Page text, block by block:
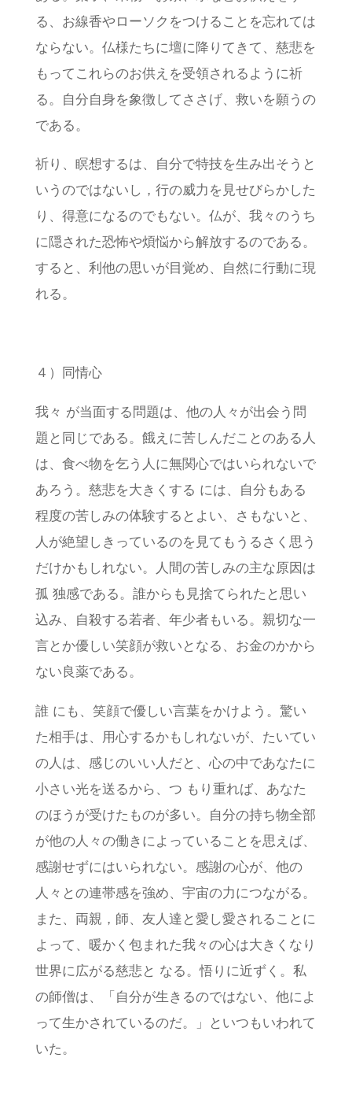
る、お線香やローソクをつけることを忘れては
ならない。仏様たちに壇に降りてきて、慈悲を
もってこれらのお供えを受領されるように祈
る。自分自身を象徴してささげ、救いを願うの
である。
祈り、瞑想するは、自分で特技を生み出そうと
いうのではないし，行の威力を見せびらかした
り、得意になるのでもない。仏が、我々のうち
に隠された恐怖や煩悩から解放するのである。
すると、利他の思いが目覚め、自然に行動に現
れる。
４）同情心
我々 が当面する問題は、他の人々が出会う問
題と同じである。餓えに苦しんだことのある人
は、食べ物を乞う人に無関心ではいられないで
あろう。慈悲を大きくする には、自分もある
程度の苦しみの体験するとよい、さもないと、
人が絶望しきっているのを見てもうるさく思う
だけかもしれない。人間の苦しみの主な原因は
孤 独感である。誰からも見捨てられたと思い
込み、自殺する若者、年少者もいる。親切な一
言とか優しい笑顔が救いとなる、お金のかから
ない良薬である。
誰 にも、笑顔で優しい言葉をかけよう。驚い
た相手は、用心するかもしれないが、たいてい
の人は、感じのいい人だと、心の中であなたに
小さい光を送るから、つ もり重れば、あなた
のほうが受けたものが多い。自分の持ち物全部
が他の人々の働きによっていることを思えば、
感謝せずにはいられない。感謝の心が、他の
人々との連帯感を強め、宇宙の力につながる。
また、両親，師、友人達と愛し愛されることに
よって、暖かく包まれた我々の心は大きくなり
世界に広がる慈悲と なる。悟りに近ずく。私
の師僧は、「自分が生きるのではない、他によ
って生かされているのだ。」といつもいわれて
いた。